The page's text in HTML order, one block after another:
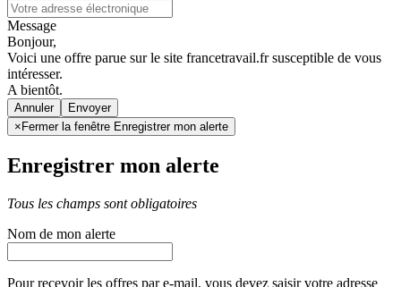
Message
Bonjour,
Voici une offre parue sur le site francetravail.fr susceptible de vous
intéresser.
A bientôt.
Annuler
× Fermer la fenêtre Enregistrer mon alerte
Enregistrer mon alerte
Tous les champs sont obligatoires
Nom de mon alerte
Pour recevoir les offres par e-mail, vous devez saisir votre adresse